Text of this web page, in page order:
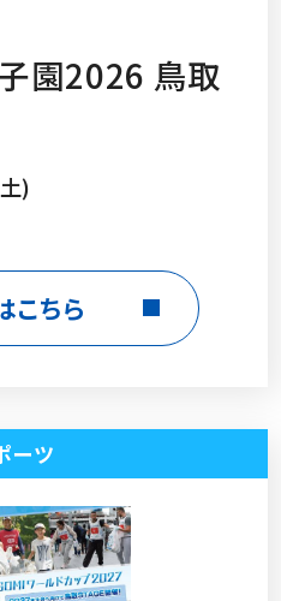
園2026 鳥取
)
こちら
ーツ